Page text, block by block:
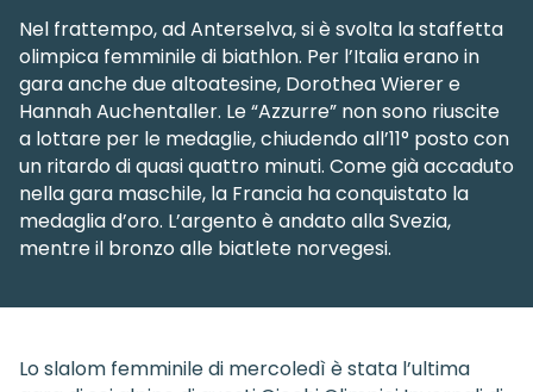
Nel frattempo, ad Anterselva, si è svolta la staffetta
olimpica femminile di biathlon. Per l’Italia erano in
gara anche due altoatesine, Dorothea Wierer e
Hannah Auchentaller. Le “Azzurre” non sono riuscite
a lottare per le medaglie, chiudendo all’11° posto con
un ritardo di quasi quattro minuti. Come già accaduto
nella gara maschile, la Francia ha conquistato la
medaglia d’oro. L’argento è andato alla Svezia,
mentre il bronzo alle biatlete norvegesi.
Lo slalom femminile di mercoledì è stata l’ultima